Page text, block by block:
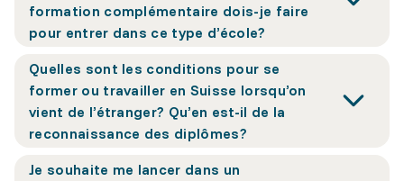
formation complémentaire dois-je faire
pour entrer dans ce type d’école?
Quelles sont les conditions pour se
former ou travailler en Suisse lorsqu’on
vient de l’étranger? Qu’en est-il de la
reconnaissance des diplômes?
Je souhaite me lancer dans un